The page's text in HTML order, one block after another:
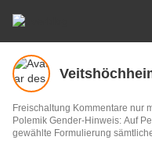
Freischaltung Kommentare nur
Polemik Gender-Hinweis: Auf Personen bezogene Bezeichnungen meint die
gewählte Formulierung